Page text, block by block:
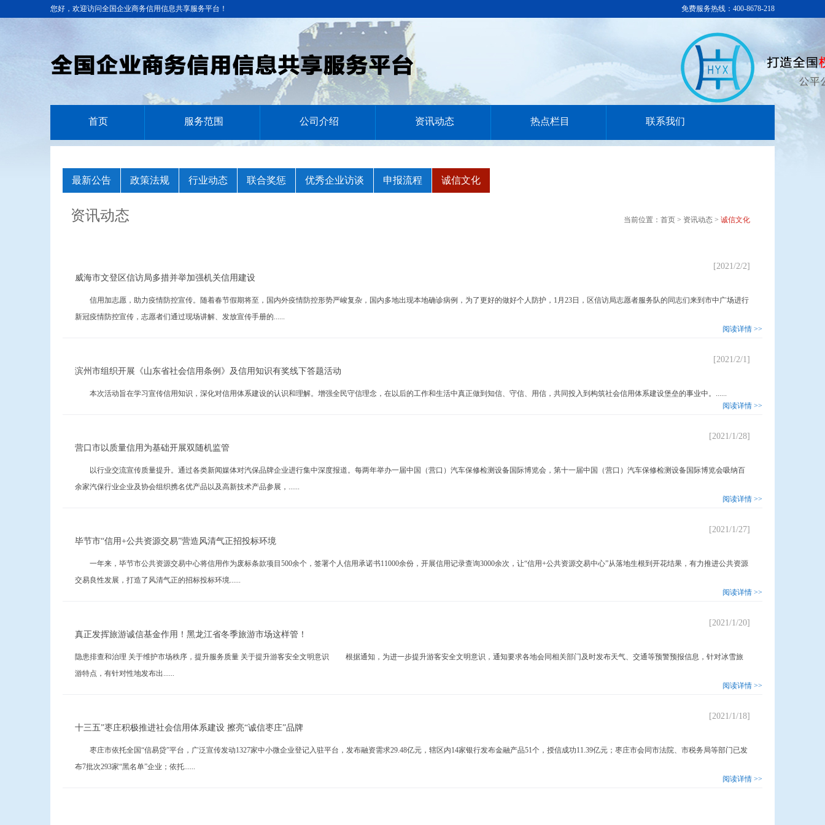
您好，欢迎访问全国企业商务信用信息共享服务平台！ 免费服务热线：400-8678-218
首页 服务范围 公司介绍 资讯动态 热点栏目 联系我们
最新公告 政策法规 行业动态 联合奖惩 优秀企业访谈 申报流程 诚信文化
资讯动态 当前位置：首页 > 资讯动态 > 诚信文化
威海市文登区信访局多措并举加强机关信用建设
[2021/2/2]
信用加志愿，助力疫情防控宣传。随着春节假期将至，国内外疫情防控形势严峻复杂，国内多地出现本地确诊病例，为了更好的做好个人防护，1月23日，区信访局志愿者服务队的同志们来到市中广场进行
新冠疫情防控宣传，志愿者们通过现场讲解、发放宣传手册的......
阅读详情 >>
滨州市组织开展《山东省社会信用条例》及信用知识有奖线下答题活动
[2021/2/1]
本次活动旨在学习宣传信用知识，深化对信用体系建设的认识和理解。增强全民守信理念，在以后的工作和生活中真正做到知信、守信、用信，共同投入到构筑社会信用体系建设堡垒的事业中。......
阅读详情 >>
营口市以质量信用为基础开展双随机监管
[2021/1/28]
以行业交流宣传质量提升。通过各类新闻媒体对汽保品牌企业进行集中深度报道。每两年举办一届中国（营口）汽车保修检测设备国际博览会，第十一届中国（营口）汽车保修检测设备国际博览会吸纳百
余家汽保行业企业及协会组织携名优产品以及高新技术产品参展，......
阅读详情 >>
毕节市“信用+公共资源交易”营造风清气正招投标环境
[2021/1/27]
一年来，毕节市公共资源交易中心将信用作为废标条款项目500余个，签署个人信用承诺书11000余份，开展信用记录查询3000余次，让“信用+公共资源交易中心”从落地生根到开花结果，有力推进公共资源
交易良性发展，打造了风清气正的招标投标环境......
阅读详情 >>
真正发挥旅游诚信基金作用！黑龙江省冬季旅游市场这样管！
[2021/1/20]
隐患排查和治理 关于维护市场秩序，提升服务质量 关于提升游客安全文明意识 根据通知，为进一步提升游客安全文明意识，通知要求各地会同相关部门及时发布天气、交通等预警预报信息，针对冰雪旅
游特点，有针对性地发布出......
阅读详情 >>
十三五”枣庄积极推进社会信用体系建设 擦亮“诚信枣庄”品牌
[2021/1/18]
枣庄市依托全国“信易贷”平台，广泛宣传发动1327家中小微企业登记入驻平台，发布融资需求29.48亿元，辖区内14家银行发布金融产品51个，授信成功11.39亿元；枣庄市会同市法院、市税务局等部门已发
布7批次293家“黑名单”企业；依托......
阅读详情 >>